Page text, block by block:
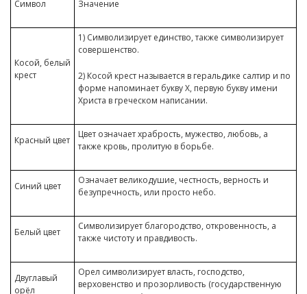
Символ Значение
Косой, белый
крест
1) Символизирует единство, также символизирует
совершенство.
2) Косой крест называется в геральдике салтир и по
форме напоминает букву Х, первую букву имени
Христа в греческом написании.
Красный цвет
Цвет означает храбрость, мужество, любовь, а
также кровь, пролитую в борьбе.
Синий цвет
Означает великодушие, честность, верность и
безупречность, или просто небо.
Белый цвет
Символизирует благородство, откровенность, а
также чистоту и правдивость.
Двуглавый
орёл
Орел символизирует власть, господство,
верховенство и прозорливость (государственную